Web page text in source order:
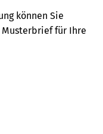
können Sie
für Ihre